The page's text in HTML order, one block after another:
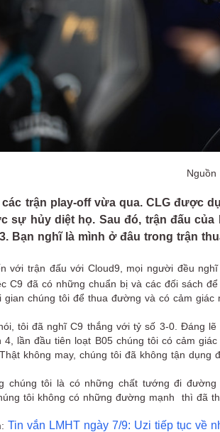
Nguồn
các trận play-off vừa qua. CLG được
sự hủy diệt họ. Sau đó, trận đấu
Bạn nghĩ là mình ở đâu trong trận
với trận đấu với Cloud9, mọi người đều
C9 đã có những chuẩn bị và các đối sách
gian chúng tôi để thua đường và có cảm
tôi đã nghĩ C9 thắng với tỷ số 3-0. Đáng
4, lần đầu tiên loạt B05 chúng tôi có cảm
không may, chúng tôi đã không tận dụng
chúng tôi là có những chất tướng đi
tôi không có những đường mạnh thì đã
Tin vắn LMHT ngày 7/9: Uzi tiếp tục về